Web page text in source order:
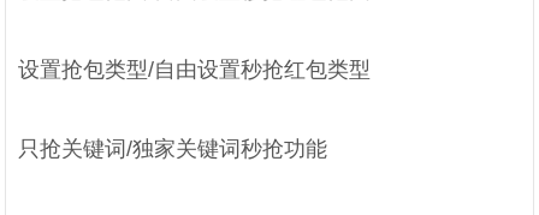
设置抢包类型/自由设置秒抢红包类型
只抢关键词/独家关键词秒抢功能